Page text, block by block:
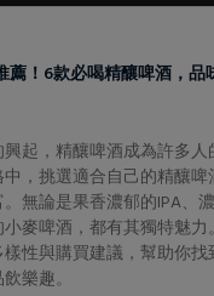
薦！6款必喝精釀啤酒，品
起，精釀啤酒成為許多
，挑選適合自己的精釀
無論是果香濃郁的IPA、
麥啤酒，都有其獨特魅
性與購買建議，幫助你
樂趣。